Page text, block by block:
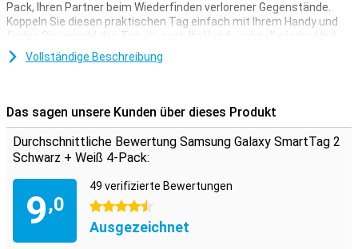
Pack, Ihren Partner beim Wiederfinden verlorener Gegenstände.
Koppeln Sie diesen praktischen Tag einfach mit Ihrem Handy und
finden Sie sowohl den Tag als auch Ihr Handy schnell wieder. Und
falls sich etwas außerhalb der Reichweite befindet? Das Galaxy-
Netzwerk hilft Ihnen, alles mühelos zu finden.
Der Samsung Galaxy SmartTag 2 sorgt mit der End-to-End-
Verschlüsselung (E2EE) für ein sicheres Erlebnis. Nur Sie haben
Zugriff auf Ihren Standort und können sich darauf verlassen.
Praktische Funktionen
Befestigen Sie den SmartTag 2 an Ihrem Schlüsselbund und lassen
Sie ihn piepsen, wenn Sie Ihre Schlüssel nicht finden können, oder
zeigen Sie Ihren Standort einfach auf Ihrem Handy an! Der Galaxy
SmartTag 2 hat eine Batterielebensdauer von 500 Tagen, so dass
Vollständige Beschreibung
Das sagen unsere Kunden über dieses Produkt
Durchschnittliche Bewertung Samsung Galaxy SmartTag 2
Schwarz + Weiß 4-Pack:
9,0
49 verifizierte Bewertungen
4.5 Sterne
Ausgezeichnet